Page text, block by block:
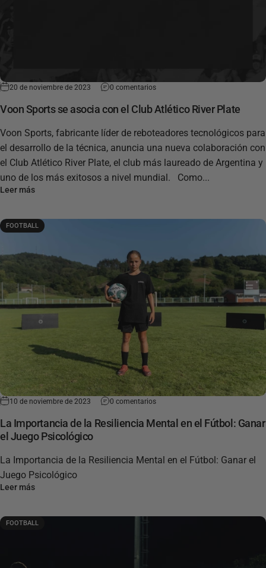
20 de noviembre de 2023 0 comentarios
Voon Sports se asocia con el Club Atlético River Plate
Voon Sports, fabricante líder de reboteadores tecnológicos para
el desarrollo de la técnica, anuncia una nueva colaboración con
el Club Atlético River Plate, el club más laureado de Argentina y
uno de los más exitosos a nivel mundial. Como...
Leer más
FOOTBALL
10 de noviembre de 2023 0 comentarios
La Importancia de la Resiliencia Mental en el Fútbol: Ganar
el Juego Psicológico
La Importancia de la Resiliencia Mental en el Fútbol: Ganar el
Juego Psicológico
Leer más
FOOTBALL